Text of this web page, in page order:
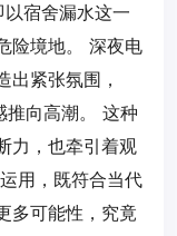
宿舍漏水这一
险境地。 深夜电
出紧张氛围，
推向高潮。 这种
力，也牵引着观
用，既符合当代
多可能性，究竟